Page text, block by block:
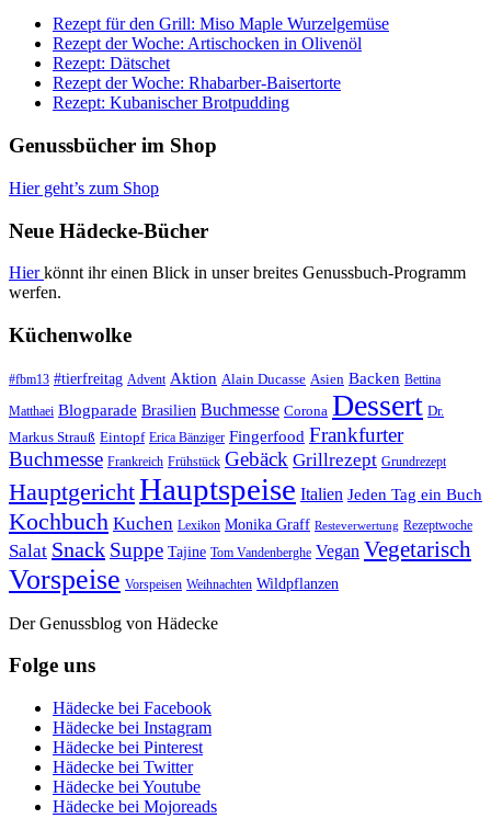
Rezept für den Grill: Miso Maple Wurzelgemüse
Rezept der Woche: Artischocken in Olivenöl
Rezept: Dätschet
Rezept der Woche: Rhabarber-Baisertorte
Rezept: Kubanischer Brotpudding
Genussbücher im Shop
Hier geht’s zum Shop
Neue Hädecke-Bücher
Hierkönnt ihr einen Blick in unser breites Genussbuch-Programm
werfen.
Küchenwolke
#fbm13 #tierfreitag Advent Aktion Alain Ducasse Asien Backen Bettina
Matthaei Blogparade Brasilien Buchmesse Corona Dessert Dr.
Markus Strauß Eintopf Erica Bänziger Fingerfood Frankfurter
Buchmesse Frankreich Frühstück Gebäck Grillrezept Grundrezept
HauptgerichtHauptspeise Italien Jeden Tag ein Buch
Kochbuch Kuchen Lexikon Monika Graff Resteverwertung Rezeptwoche
Salat Snack Suppe Tajine Tom Vandenberghe Vegan Vegetarisch
Vorspeise Vorspeisen Weihnachten Wildpflanzen
Der Genussblog von Hädecke
Folge uns
Hädecke bei Facebook
Hädecke bei Instagram
Hädecke bei Pinterest
Hädecke bei Twitter
Hädecke bei Youtube
Hädecke bei Mojoreads